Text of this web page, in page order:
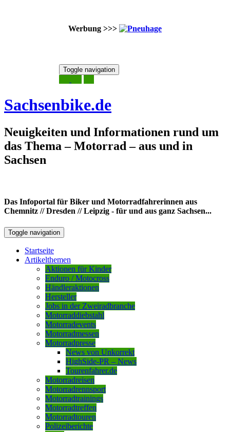
Werbung >>>
Toggle navigation
Sachsenbike.de
Neuigkeiten und Informationen rund um
das Thema – Motorrad – aus und in
Sachsen
Das Infoportal für Biker und Motorradfahrerinnen aus
Chemnitz // Dresden // Leipzig - für und aus ganz Sachsen...
Toggle navigation
Startseite
Artikelthemen
Aktionen für Kinder
Enduro / Motocross
Händleraktionen
Hersteller
Jobs in der Zweiradbranche
Motorraddiebstahl
Motorradevents
Motorradmessen
Motorradpresse
News von Unkorrekt
HighSide-PR – News
Tourenfahrer.de
Motorradreisen
Motorradrennsport
Motorradtrainings
Motorradtreffen
Motorradtouren
Polizeiberichte